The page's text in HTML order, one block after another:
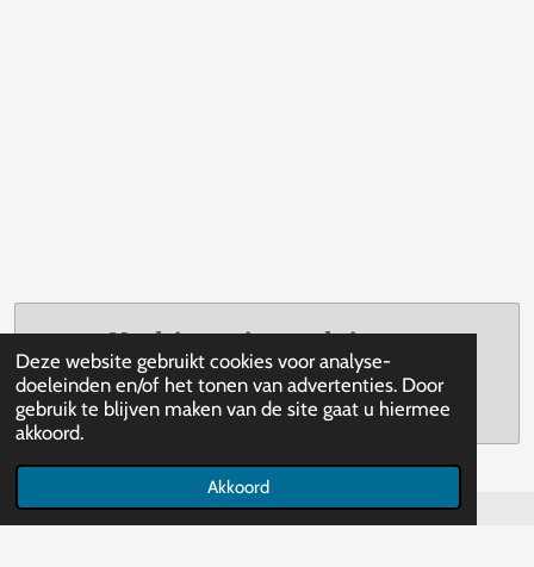
Deze website gebruikt cookies voor analyse-
doeleinden en/of het tonen van advertenties. Door
gebruik te blijven maken van de site gaat u hiermee
akkoord.
Akkoord
Maak jouw eigen website met
JouwWeb